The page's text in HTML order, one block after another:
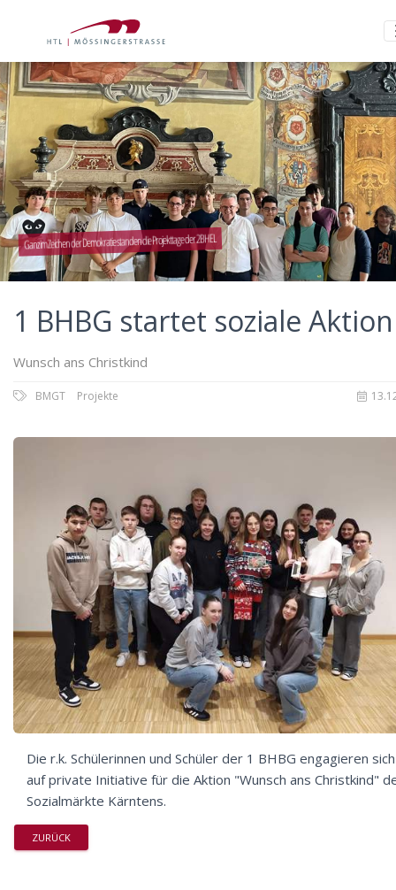
Ganz im Zeichen der Demokratie standen die Projekttage der 2BHEL
1 BHBG startet soziale Aktion
Wunsch ans Christkind
BMGT Projekte
Die r.k. Schülerinnen und Schüler der 1 BHBG engagieren sich
auf private Initiative für die Aktion "Wunsch ans Christkind"
Sozialmärkte Kärntens.
ZURÜCK